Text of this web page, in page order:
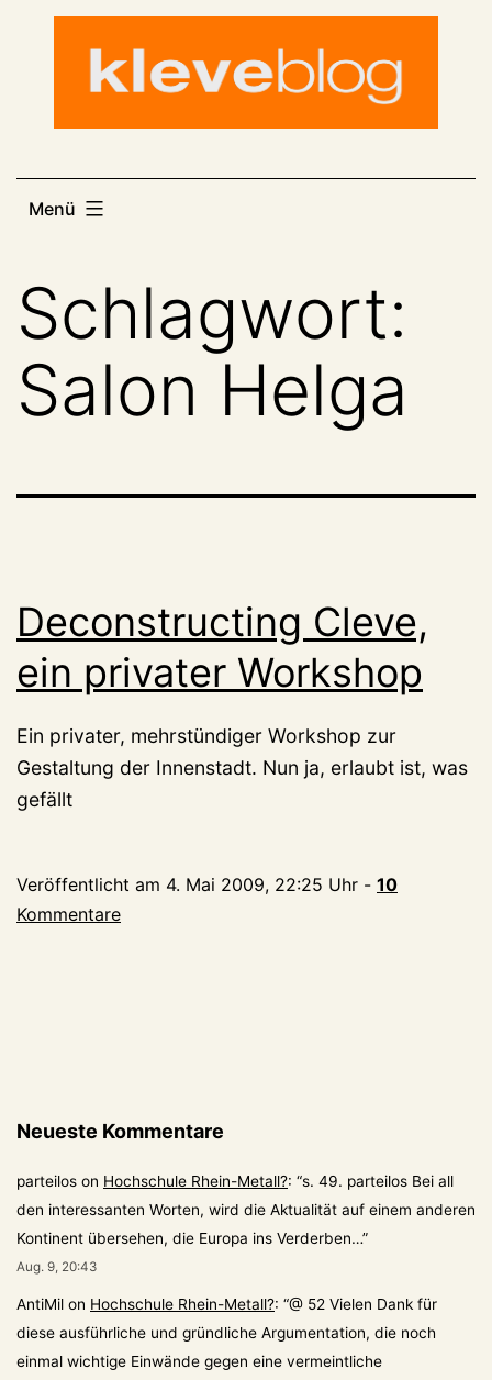
Menü
Schlagwort:
Salon Helga
Deconstructing Cleve,
ein privater Workshop
Ein privater, mehrstündiger Workshop zur
Gestaltung der Innenstadt. Nun ja, erlaubt ist, was
gefällt
Veröffentlicht am 4. Mai 2009, 22:25 Uhr - 10
Kommentare
Neueste Kommentare
parteilos on Hochschule Rhein-Metall?: “s. 49. parteilos Bei all
den interessanten Worten, wird die Aktualität auf einem anderen
Kontinent übersehen, die Europa ins Verderben…”
Aug. 9, 20:43
AntiMil on Hochschule Rhein-Metall?: “@ 52 Vielen Dank für
diese ausführliche und gründliche Argumentation, die noch
einmal wichtige Einwände gegen eine vermeintliche